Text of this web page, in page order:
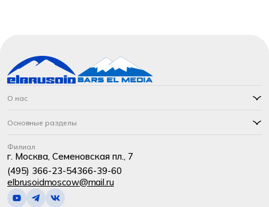
О нас
Основные разделы
Филиал
г. Москва, Семеновская пл., 7
(495) 366-23-54366-39-60
elbrusoidmoscow@mail.ru